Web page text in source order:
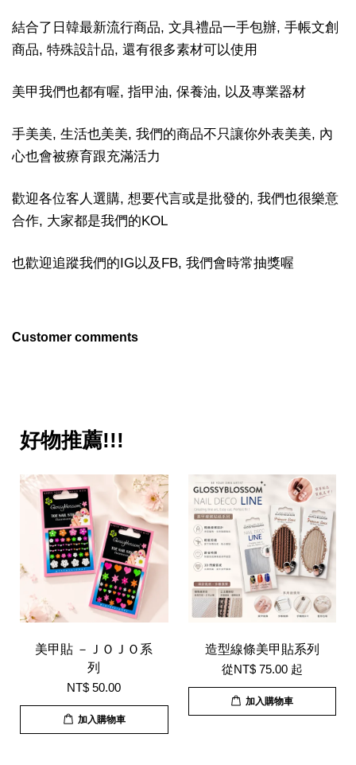
結合了日韓最新流行商品, 文具禮品一手包辦, 手帳文創
商品, 特殊設計品, 還有很多素材可以使用
美甲我們也都有喔, 指甲油, 保養油, 以及專業器材
手美美, 生活也美美, 我們的商品不只讓你外表美美, 內
心也會被療育跟充滿活力
歡迎各位客人選購, 想要代言或是批發的, 我們也很樂意
合作, 大家都是我們的KOL
也歡迎追蹤我們的IG以及FB, 我們會時常抽獎喔
Customer comments
好物推薦!!!
美甲貼 －ＪＯＪＯ系
列
NT$ 50.00
加入購物車
造型線條美甲貼系列
從NT$ 75.00 起
加入購物車